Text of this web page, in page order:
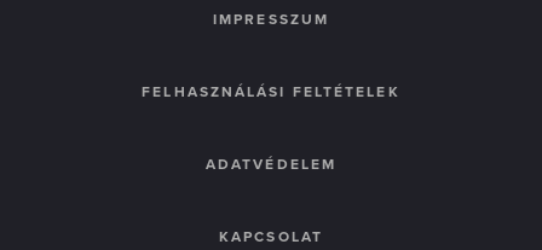
IMPRESSZUM
FELHASZNÁLÁSI FELTÉTELEK
ADATVÉDELEM
KAPCSOLAT